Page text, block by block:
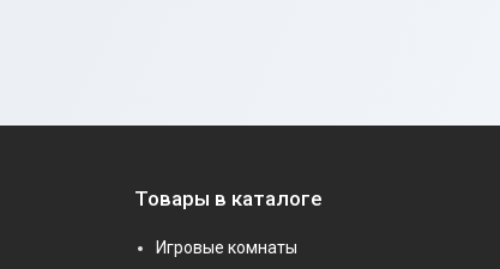
Товары в каталоге
Игровые комнаты